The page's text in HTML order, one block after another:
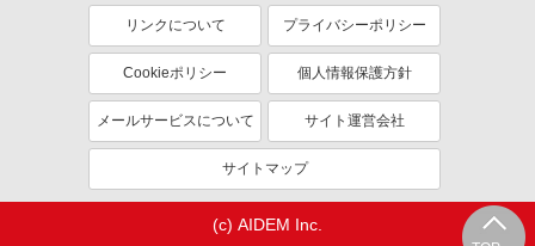
一般・営業事務
同じ特徴から求人を探す
土日祝休み
服装自由
未経験歓迎
ミドル（40代～）活躍中
交通費支給
リンクについて プライバシーポリシー
Cookieポリシー 個人情報保護方針
メールサービスについて サイト運営会社
サイトマップ
(c) AIDEM Inc.